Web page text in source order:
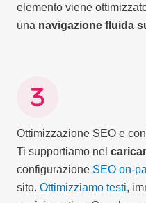
elemento viene
una navigazione fluida
Ottimizzazione SEO e
Ti supportiamo nel
configurazione SEO on-
sito. Ottimizziamo testi,